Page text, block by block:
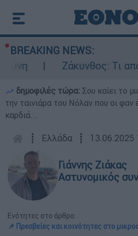
BREAKING NEWS:
Ζάκυνθος: Τι
δημοφιλές τώρα: Σου καίει το
την ταινιάρα του Νόλαν που οι
καρδιά...
┋ Ελλάδα ┋ 13.06.2025
Γιάννης Ζιάκας
Αστυνομικός
Ενότητες στο άρθρο:
📌 Πρεσβείες και κοινότητες στο